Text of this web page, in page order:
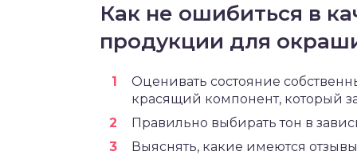
Как не ошибиться в
продукции для
Оценивать состояние
красящий компонент, который
Правильно выбирать тон в
Выяснять, какие имеются